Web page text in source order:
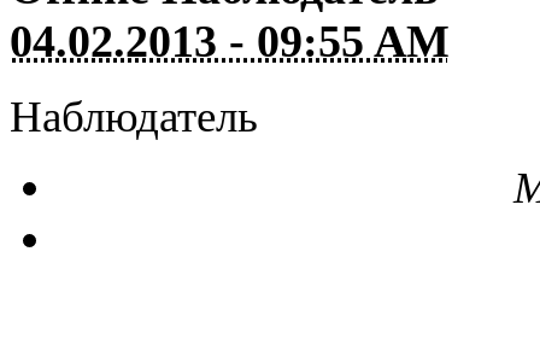
04.02.2013 - 09:55 AM
Наблюдатель